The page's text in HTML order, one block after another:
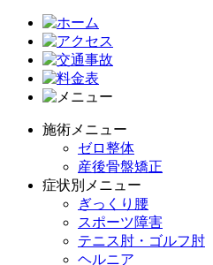
施術メニュー
ゼロ整体
産後骨盤矯正
症状別メニュー
ぎっくり腰
スポーツ障害
テニス肘・ゴルフ肘
ヘルニア